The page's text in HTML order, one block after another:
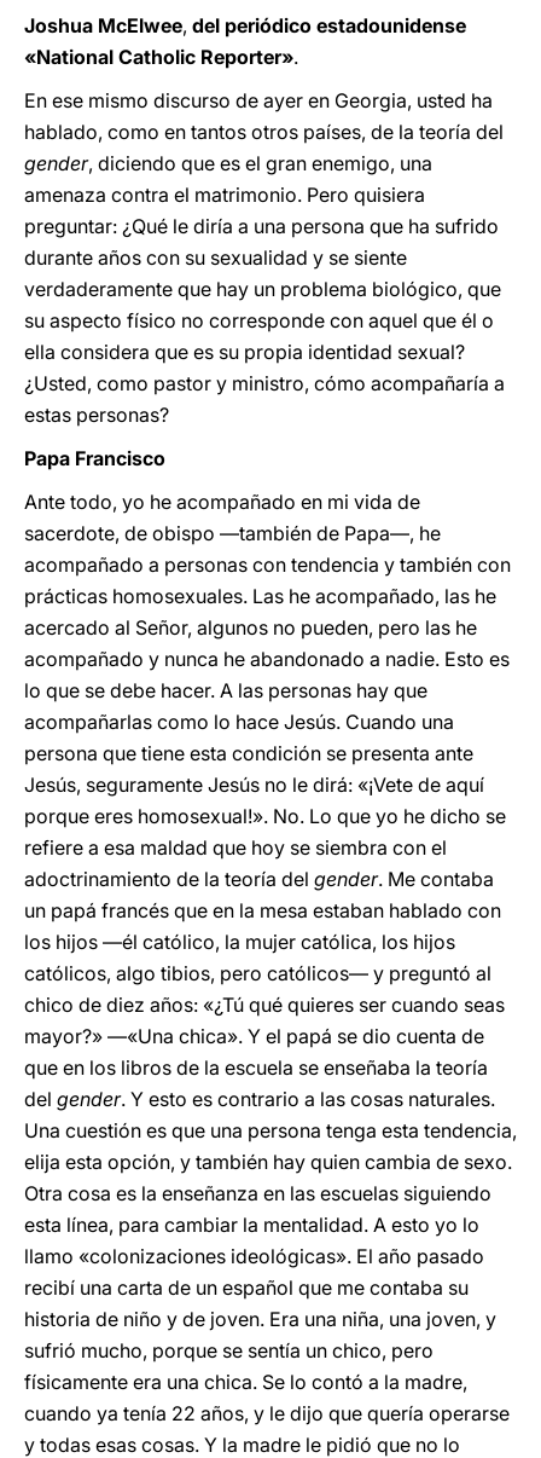
Joshua McElwee, del periódico estadounidense
«National Catholic Reporter».
En ese mismo discurso de ayer en Georgia, usted ha
hablado, como en tantos otros países, de la teoría del
gender, diciendo que es el gran enemigo, una
amenaza contra el matrimonio. Pero quisiera
preguntar: ¿Qué le diría a una persona que ha sufrido
durante años con su sexualidad y se siente
verdaderamente que hay un problema biológico, que
su aspecto físico no corresponde con aquel que él o
ella considera que es su propia identidad sexual?
¿Usted, como pastor y ministro, cómo acompañaría a
estas personas?
Papa Francisco
Ante todo, yo he acompañado en mi vida de
sacerdote, de obispo —también de Papa—, he
acompañado a personas con tendencia y también con
prácticas homosexuales. Las he acompañado, las he
acercado al Señor, algunos no pueden, pero las he
acompañado y nunca he abandonado a nadie. Esto es
lo que se debe hacer. A las personas hay que
acompañarlas como lo hace Jesús. Cuando una
persona que tiene esta condición se presenta ante
Jesús, seguramente Jesús no le dirá: «¡Vete de aquí
porque eres homosexual!». No. Lo que yo he dicho se
refiere a esa maldad que hoy se siembra con el
adoctrinamiento de la teoría del gender. Me contaba
un papá francés que en la mesa estaban hablado con
los hijos —él católico, la mujer católica, los hijos
católicos, algo tibios, pero católicos— y preguntó al
chico de diez años: «¿Tú qué quieres ser cuando seas
mayor?» —«Una chica». Y el papá se dio cuenta de
que en los libros de la escuela se enseñaba la teoría
del gender. Y esto es contrario a las cosas naturales.
Una cuestión es que una persona tenga esta tendencia,
elija esta opción, y también hay quien cambia de sexo.
Otra cosa es la enseñanza en las escuelas siguiendo
esta línea, para cambiar la mentalidad. A esto yo lo
llamo «colonizaciones ideológicas». El año pasado
recibí una carta de un español que me contaba su
historia de niño y de joven. Era una niña, una joven, y
sufrió mucho, porque se sentía un chico, pero
físicamente era una chica. Se lo contó a la madre,
cuando ya tenía 22 años, y le dijo que quería operarse
y todas esas cosas. Y la madre le pidió que no lo